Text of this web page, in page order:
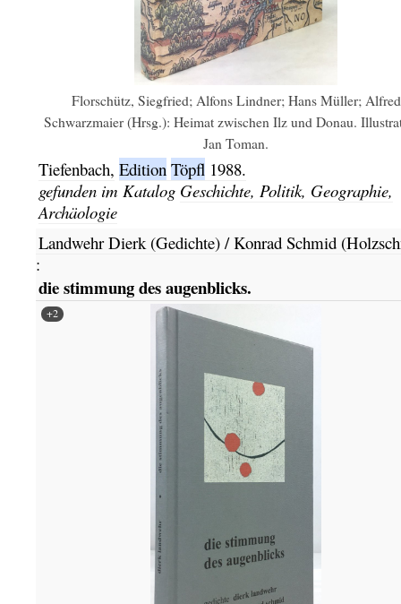
Florschütz, Siegfried; Alfons Lindner; Hans Müller; Alfred
Schwarzmaier (Hrsg.): Heimat zwischen Ilz und Donau.
Jan Toman.
Tiefenbach, Edition Töpfl 1988.
gefunden im Katalog Geschichte, Politik, Geographie,
Archäologie
Landwehr Dierk (Gedichte) / Konrad Schmid
:
die stimmung des augenblicks.
+2